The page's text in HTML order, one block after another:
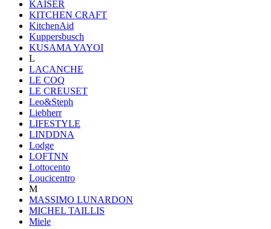
KAISER
KITCHEN CRAFT
KitchenAid
Kuppersbusch
KUSAMA YAYOI
L
LACANCHE
LE COQ
LE CREUSET
Leo&Steph
Liebherr
LIFESTYLE
LINDDNA
Lodge
LOFTNN
Lottocento
Loucicentro
M
MASSIMO LUNARDON
MICHEL TAILLIS
Miele